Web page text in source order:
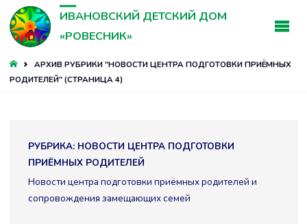
ИВАНОВСКИЙ ДЕТСКИЙ ДОМ
«РОВЕСНИК»
ГЛАВНАЯ
АРХИВ РУБРИКИ "НОВОСТИ ЦЕНТРА ПОДГОТОВКИ ПРИЁМНЫХ
РОДИТЕЛЕЙ"(СТРАНИЦА 4)
РУБРИКА: НОВОСТИ ЦЕНТРА ПОДГОТОВКИ
ПРИЁМНЫХ РОДИТЕЛЕЙ
Новости центра подготовки приёмных родителей и
сопровождения замещающих семей